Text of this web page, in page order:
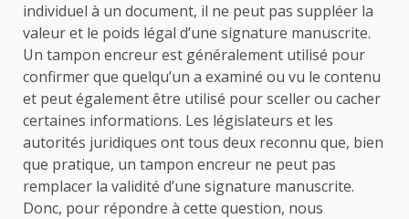
individuel à un document, il ne peut pas suppléer la
valeur et le poids légal d’une signature manuscrite.
Un tampon encreur est généralement utilisé pour
confirmer que quelqu’un a examiné ou vu le contenu
et peut également être utilisé pour sceller ou cacher
certaines informations. Les législateurs et les
autorités juridiques ont tous deux reconnu que, bien
que pratique, un tampon encreur ne peut pas
remplacer la validité d’une signature manuscrite.
Donc, pour répondre à cette question, nous